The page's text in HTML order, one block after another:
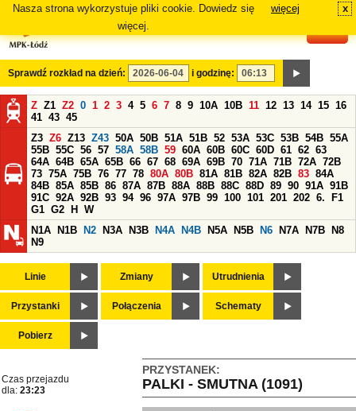
Nasza strona wykorzystuje pliki cookie. Dowiedz się
więcej.
więcej x
Sprawdź rozkład na dzień: i godzinę:
Z Z1 Z2 0 1 2 3 4 5 6 7 8 9 10A 10B 11 12 13 14 15 16
41 43 45
Z3 Z6 Z13 Z43 50A 50B 51A 51B 52 53A 53C 53B 54B 55A
55B 55C 56 57 58A 58B 59 60A 60B 60C 60D 61 62 63
64A 64B 65A 65B 66 67 68 69A 69B 70 71A 71B 72A 72B
73 75A 75B 76 77 78 80A 80B 81A 81B 82A 82B 83 84A
84B 85A 85B 86 87A 87B 88A 88B 88C 88D 89 90 91A 91B
91C 92A 92B 93 94 96 97A 97B 99 100 101 201 202 6.
F1
G1 G2 H
W
N1A
N1B N2 N3A N3B N4A N4B N5A N5B N6 N7A N7B
N8
N9
Linie Zmiany Utrudnienia
Przystanki Połączenia Schematy
Pobierz
PRZYSTANEK:
PALKI - SMUTNA (1091)
Czas przejazdu
dla: 23:23